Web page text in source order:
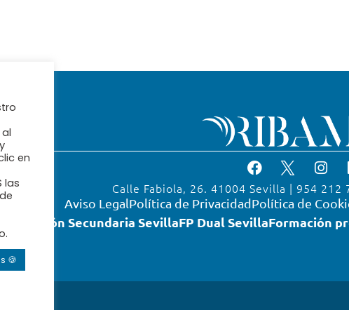
Calle Fabiola, 26. 41004 Sevilla | 954 212
Aviso LegalPolítica de PrivacidadPolítica de
Educación Secundaria SevillaFP Dual SevillaFormación
en
las
🍪